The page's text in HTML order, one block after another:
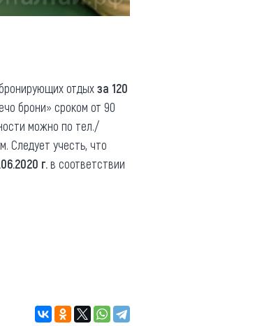
отдыхза 120
брони» сроком от 90
можно по тел./
Следует учесть, что
г.в соответствии